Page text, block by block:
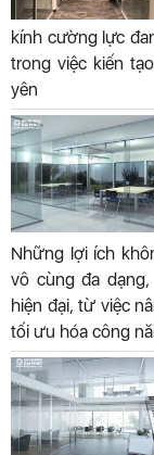
kính cường lực
trong việc kiến
yên
Những lợi ích
vô cùng đa
hiện đại, từ việc
tối ưu hóa công